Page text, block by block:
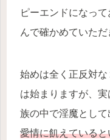
ピーエンドになっ
んで確かめていただ
始めは全く正反対
は始まりますが、
族の中で淫魔として
愛情に飢えている